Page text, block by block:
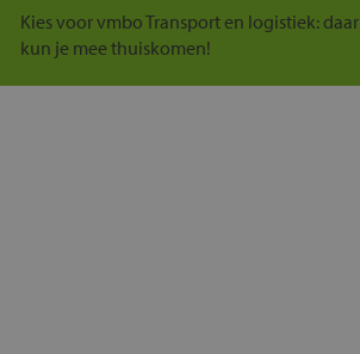
Kies voor vmbo Transport en logistiek: daar
kun je mee thuiskomen!